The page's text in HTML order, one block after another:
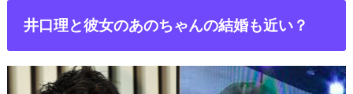
井口理と彼女のあのちゃんの結婚も近い？